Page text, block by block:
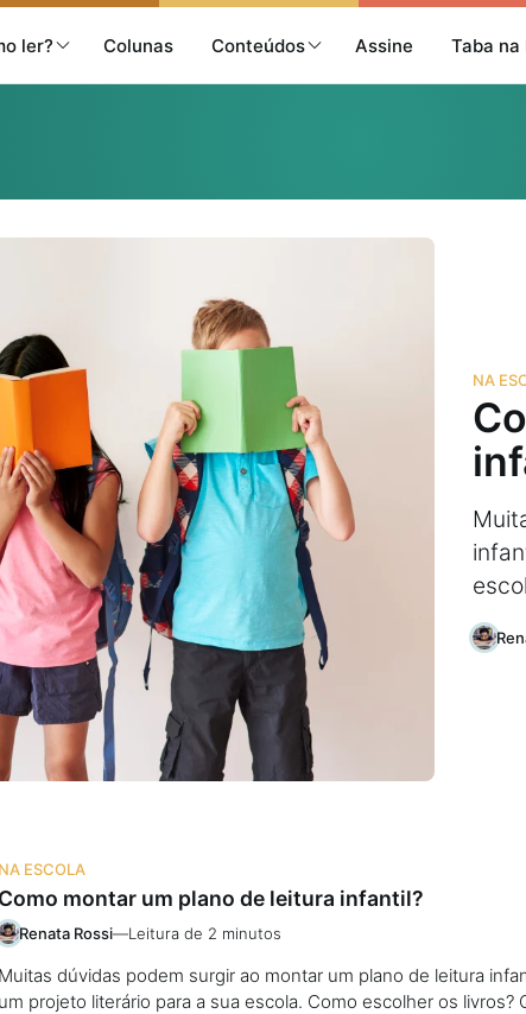
ler? Colunas Conteúdos Assine Taba na
NA
NA ESCOLA
Como montar um plano de leitura infantil?
Renata Rossi—Leitura de 2 minutos
Muitas dúvidas podem surgir ao montar um plano de leitura
um projeto literário para a sua escola. Como escolher os livros?